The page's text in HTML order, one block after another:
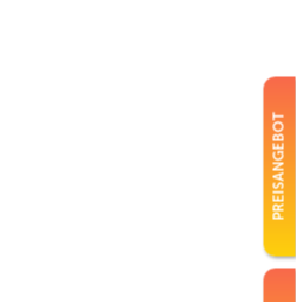
PREISANGEBOT